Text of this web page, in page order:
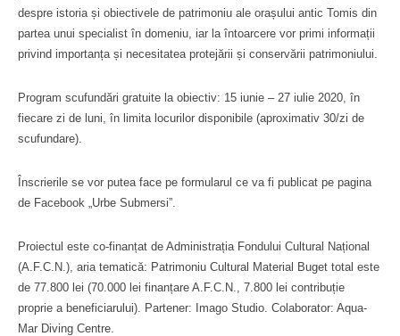
despre istoria și obiectivele de patrimoniu ale orașului antic Tomis din
partea unui specialist în domeniu, iar la întoarcere vor primi informații
privind importanța și necesitatea protejării și conservării patrimoniului.
Program scufundări gratuite la obiectiv: 15 iunie – 27 iulie 2020, în
fiecare zi de luni, în limita locurilor disponibile (aproximativ 30/zi de
scufundare).
Înscrierile se vor putea face pe formularul ce va fi publicat pe pagina
de Facebook „Urbe Submersi”.
Proiectul este co-finanțat de Administrația Fondului Cultural Național
(A.F.C.N.), aria tematică: Patrimoniu Cultural Material Buget total este
de 77.800 lei (70.000 lei finanțare A.F.C.N., 7.800 lei contribuție
proprie a beneficiarului). Partener: Imago Studio. Colaborator: Aqua-
Mar Diving Centre.